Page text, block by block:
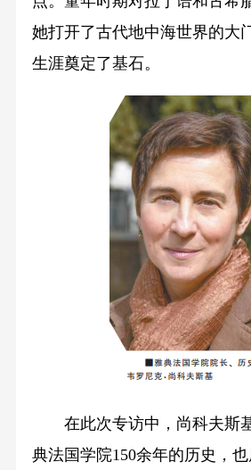
她打开了古代地中海世界的大
生涯奠定了基石。
在此次专访中，尚科夫斯
典法国学院150余年的历史，